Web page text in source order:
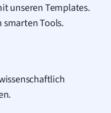
unseren Templates.
Tools.